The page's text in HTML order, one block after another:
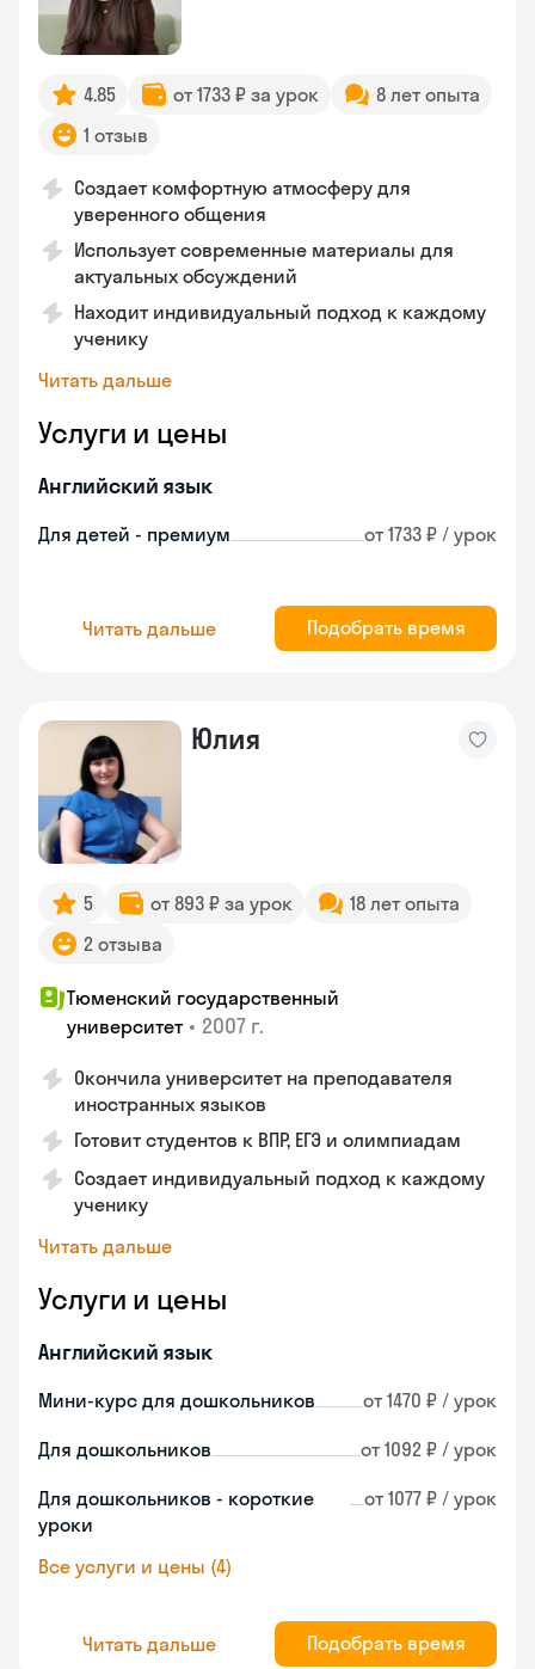
4.85 от 1733 ₽ за урок
8 лет опыта
1 отзыв
Создает комфортную атмосферу для
уверенного общения
Использует современные материалы для
актуальных обсуждений
Находит индивидуальный подход к каждому
ученику
Читать дальше
Услуги и цены
Английский язык
Для детей - премиум от 1733 ₽ / урок
Читать дальше Подобрать время
Юлия
5 от 893 ₽ за урок
18 лет опыта
2 отзыва
Тюменский государственный
университет • 2007 г.
Окончила университет на преподавателя
иностранных языков
Готовит студентов к ВПР, ЕГЭ и олимпиадам
Создает индивидуальный подход к каждому
ученику
Читать дальше
Услуги и цены
Английский язык
Мини-курс для дошкольников от 1470 ₽ / урок
Для дошкольников от 1092 ₽ / урок
Для дошкольников - короткие
уроки
от 1077 ₽ / урок
Все услуги и цены (4)
Читать дальше Подобрать время